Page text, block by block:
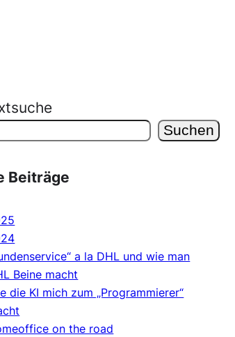
Suchen
Beiträge
a la DHL und wie man
Beine macht
die KI mich zum „Programmierer“
on the road